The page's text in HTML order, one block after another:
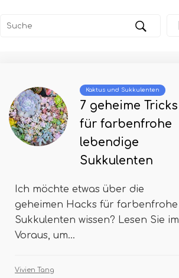
Kaktus und Sukkulenten
7 geheime Tricks
für farbenfrohe
lebendige
Sukkulenten
Ich möchte etwas über die
geheimen Hacks für farbenfrohe
Sukkulenten wissen? Lesen Sie im
Voraus, um...
Vivien Tang